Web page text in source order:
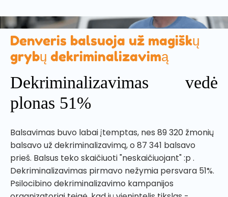
Denveris balsuoja už magiškų
grybų dekriminalizavimą
Dekriminalizavimas vedė
plonas 51%
Balsavimas buvo labai įtemptas, nes 89 320 žmonių
balsavo už dekriminalizavimą, o 87 341 balsavo
prieš. Balsus teko skaičiuoti "neskaičiuojant" :p .
Dekriminalizavimas pirmavo nežymia persvara 51%.
Psilocibino dekriminalizavimo kampanijos